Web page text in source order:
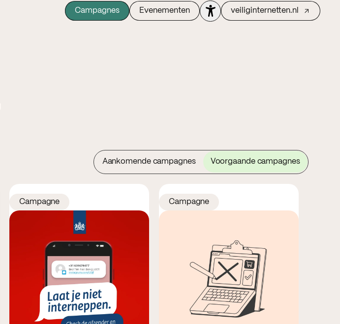
Campagnes Evenementen veiliginternetten.nl
Aankomende campagnes Voorgaande campagnes
Campagne Campagne